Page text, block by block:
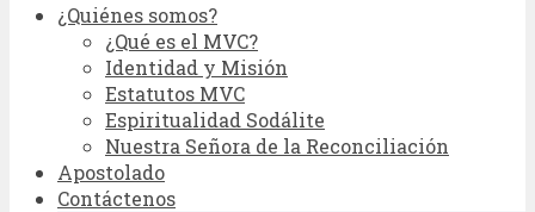
¿Quiénes somos?
¿Qué es el MVC?
Identidad y Misión
Estatutos MVC
Espiritualidad Sodálite
Nuestra Señora de la Reconciliación
Apostolado
Contáctenos